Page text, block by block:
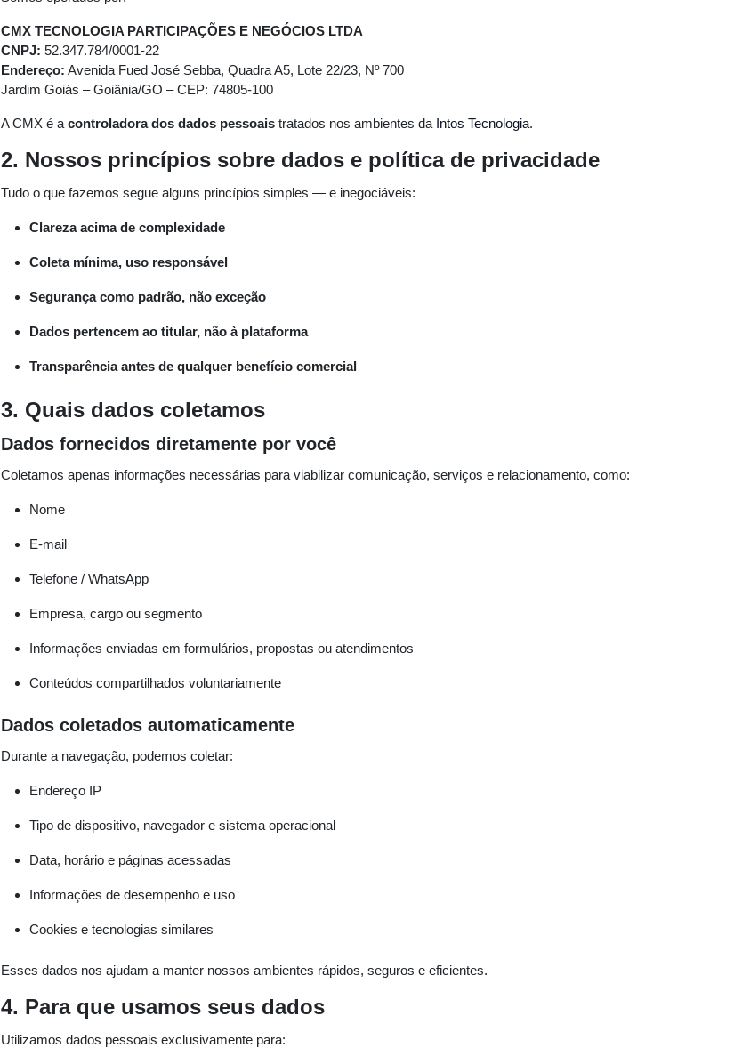
CMX TECNOLOGIA PARTICIPAÇÕES E NEGÓCIOS LTDA
CNPJ: 52.347.784/0001-22
Endereço: Avenida Fued José Sebba, Quadra A5, Lote 22/23, Nº 700
Jardim Goiás – Goiânia/GO – CEP: 74805-100
A CMX é a controladora dos dados pessoaistratados nos ambientes da Intos Tecnologia.
2. Nossos princípios sobre dados e política de privacidade
Tudo o que fazemos segue alguns princípios simples — e inegociáveis:
Clareza acima de complexidade
Coleta mínima, uso responsável
Segurança como padrão, não exceção
Dados pertencem ao titular, não à plataforma
Transparência antes de qualquer benefício comercial
3. Quais dados coletamos
Dados fornecidos diretamente por você
Coletamos apenas informações necessárias para viabilizar comunicação, serviços e relacionamento, como:
Nome
E-mail
Telefone / WhatsApp
Empresa, cargo ou segmento
Informações enviadas em formulários, propostas ou atendimentos
Conteúdos compartilhados voluntariamente
Dados coletados automaticamente
Durante a navegação, podemos coletar:
Endereço IP
Tipo de dispositivo, navegador e sistema operacional
Data, horário e páginas acessadas
Informações de desempenho e uso
Cookies e tecnologias similares
Esses dados nos ajudam a manter nossos ambientes rápidos, seguros e eficientes.
4. Para que usamos seus dados
Utilizamos dados pessoais exclusivamente para: